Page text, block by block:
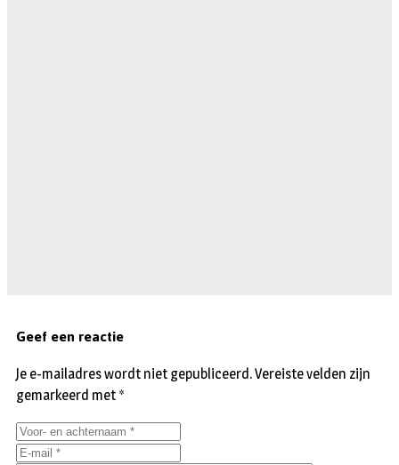
Geef een reactie
Je e-mailadres wordt niet gepubliceerd.Vereiste velden zijn
gemarkeerd met *